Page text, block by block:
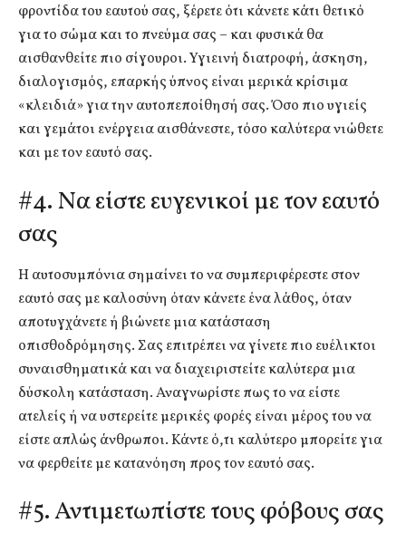
φροντίδα του εαυτού σας, ξέρετε ότι κάνετε κάτι θετικό
για το σώμα και το πνεύμα σας – και φυσικά θα
αισθανθείτε πιο σίγουροι. Υγιεινή διατροφή, άσκηση,
διαλογισμός, επαρκής ύπνος είναι μερικά κρίσιμα
«κλειδιά» για την αυτοπεποίθησή σας. Όσο πιο υγιείς
και γεμάτοι ενέργεια αισθάνεστε, τόσο καλύτερα νιώθετε
και με τον εαυτό σας.
#4. Να είστε ευγενικοί με τον εαυτό
σας
Η αυτοσυμπόνια σημαίνει το να συμπεριφέρεστε στον
εαυτό σας με καλοσύνη όταν κάνετε ένα λάθος, όταν
αποτυγχάνετε ή βιώνετε μια κατάσταση
οπισθοδρόμησης. Σας επιτρέπει να γίνετε πιο ευέλικτοι
συναισθηματικά και να διαχειριστείτε καλύτερα μια
δύσκολη κατάσταση. Αναγνωρίστε πως το να είστε
ατελείς ή να υστερείτε μερικές φορές είναι μέρος του να
είστε απλώς άνθρωποι. Κάντε ό,τι καλύτερο μπορείτε για
να φερθείτε με κατανόηση προς τον εαυτό σας.
#5. Αντιμετωπίστε τους φόβους σας